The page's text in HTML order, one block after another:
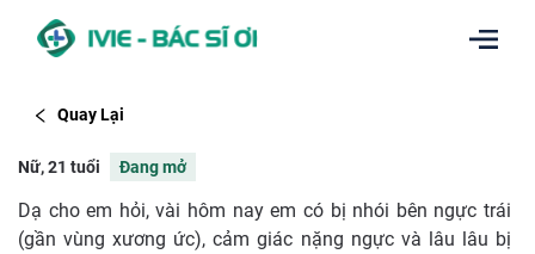
Quay Lại
Nữ, 21 tuổi Đang mở
Dạ cho em hỏi, vài hôm nay em có bị nhói bên ngực trái
(gần vùng xương ức), cảm giác nặng ngực và lâu lâu bị